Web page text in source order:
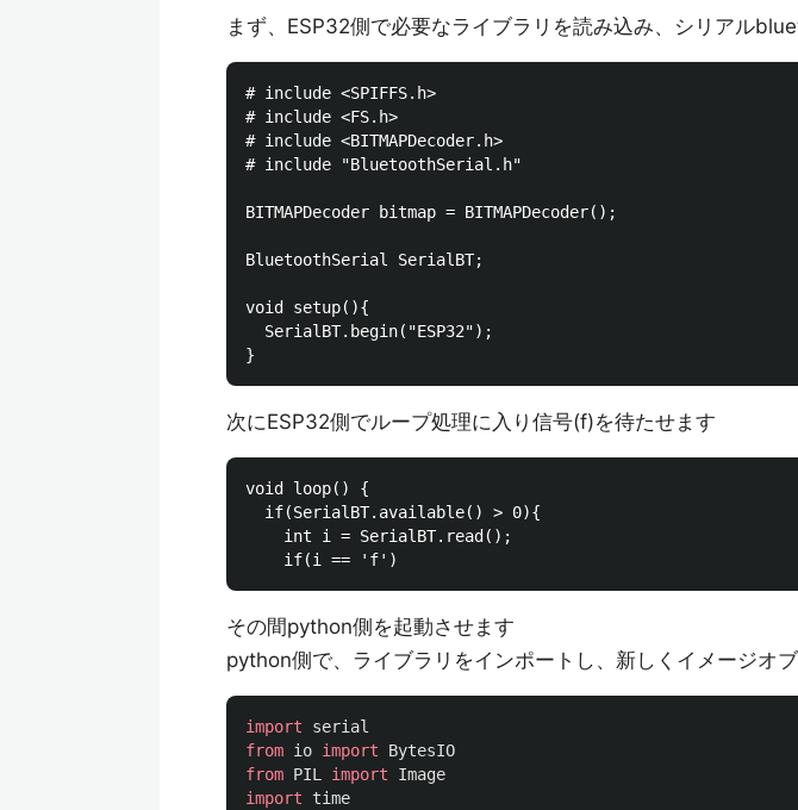
まず、ESP32側で必要なライブラリを読み込み、シリアル
# include <SPIFFS.h>
# include <FS.h>
# include <BITMAPDecoder.h>
# include "BluetoothSerial.h"
BITMAPDecoder bitmap = BITMAPDecoder();
BluetoothSerial SerialBT;
void setup(){
  SerialBT.begin("ESP32");
次にESP32側でループ処理に入り信号(f)を待たせます
void loop() {
  if(SerialBT.available() > 0){
    int i = SerialBT.read();
その間python側を起動させます
python側で、ライブラリをインポートし、新しくイメージオ
import
serial
from io import
BytesIO
from PIL import
Image
import
time